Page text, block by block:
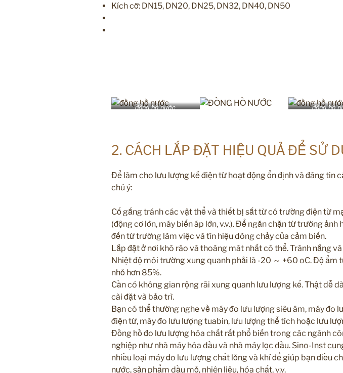
Kích cỡ: DN15, DN20, DN25, DN32, DN40, DN50
đồng hồ nước đồng hồ
2. CÁCH LẮP ĐẶT HIỆU QUẢ ĐỂ SỬ
Để làm cho lưu lượng kế điện từ hoạt động ổn định và đáng tin
chú ý:
Cố gắng tránh các vật thể và thiết bị sắt từ có trường điện từ
(động cơ lớn, máy biến áp lớn, v.v.). Để ngăn chặn từ trường ảnh
đến từ trường làm việc và tín hiệu dòng chảy của cảm biến.
Lắp đặt ở nơi khô ráo và thoáng mát nhất có thể. Tránh nắng
Nhiệt độ môi trường xung quanh phải là -20 ～ +60 oC. Độ ẩm
nhỏ hơn 85%.
Cần có không gian rộng rãi xung quanh lưu lượng kế. Thật dễ
cài đặt và bảo trì.
Bạn có thể thường nghe về máy đo lưu lượng siêu âm, máy đo
điện từ, máy đo lưu lượng tuabin, lưu lượng thể tích hoặc lưu
Đồng hồ đo lưu lượng hóa chất rất phổ biến trong các ngành
nghiệp như nhà máy hóa dầu và nhà máy lọc dầu. Sino-Inst
nhiều loại máy đo lưu lượng chất lỏng và khí để giúp bạn điều
nước, sản phẩm dầu mỏ, nhiên liệu, hóa chất, v.v.